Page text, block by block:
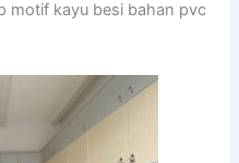
motif kayu besi bahan pvc